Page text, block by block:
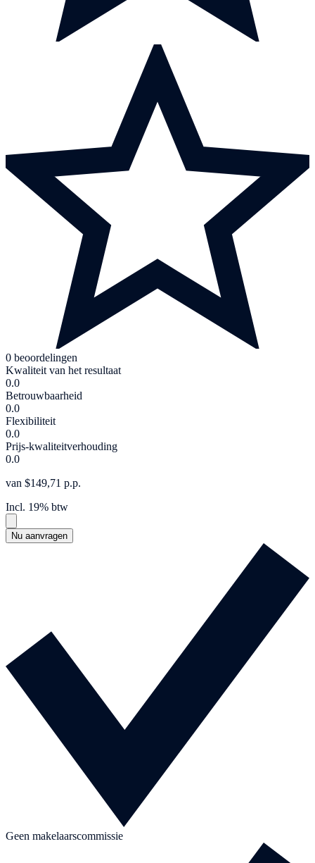
0 beoordelingen
Kwaliteit van het resultaat
0.0
Betrouwbaarheid
0.0
Flexibiliteit
0.0
Prijs-kwaliteitverhouding
0.0
van $149,71 p.p.
Incl. 19% btw
Nu aanvragen
Geen makelaarscommissie